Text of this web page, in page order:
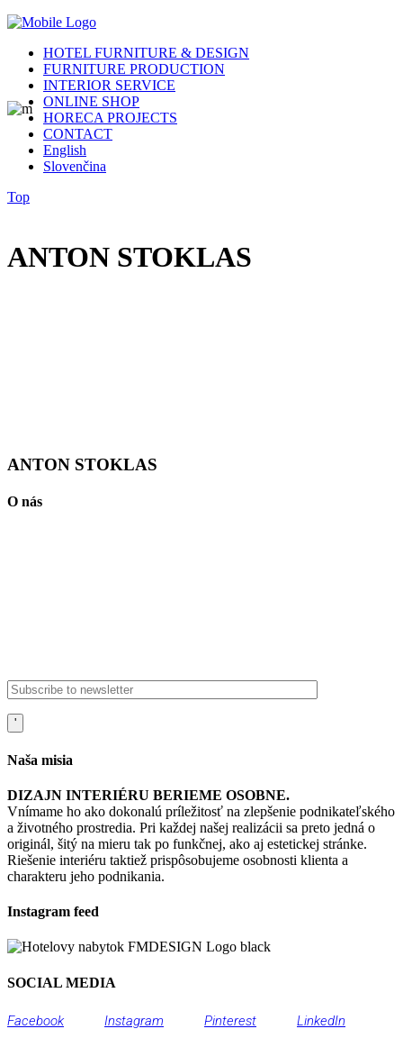
HOTEL FURNITURE & DESIGN
FURNITURE PRODUCTION
INTERIOR SERVICE
ONLINE SHOP
HORECA PROJECTS
CONTACT
English
Slovenčina
Top
ANTON STOKLAS
ANTON STOKLAS
O nás
Naša misia
DIZAJN INTERIÉRU BERIEME OSOBNE.
Vnímame ho ako dokonalú príležitosť na zlepšenie podnikateľského
a životného prostredia. Pri každej našej realizácii sa preto jedná o
originál, šitý na mieru tak po funkčnej, ako aj estetickej stránke.
Riešenie interiéru taktiež prispôsobujeme osobnosti klienta a
charakteru jeho podnikania.
Instagram feed
SOCIAL MEDIA
Facebook Instagram Pinterest LinkedIn